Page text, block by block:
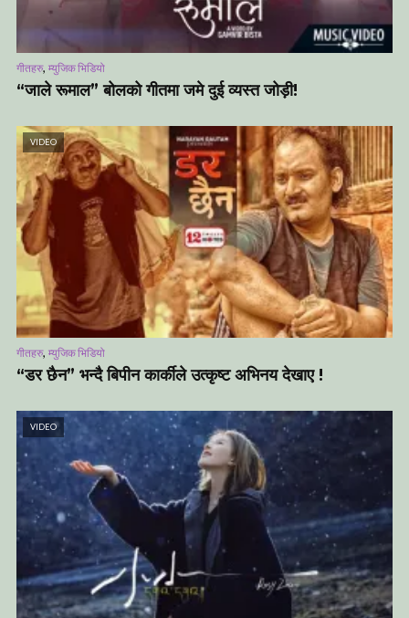
गीतहरु, म्युजिक भिडियो
“जाले रूमाल” बोलको गीतमा जमे दुई व्यस्त जोड़ी!
VIDEO
गीतहरु, म्युजिक भिडियो
“डर छैन” भन्दै बिपीन कार्कीले उत्कृष्ट अभिनय देखाए !
VIDEO